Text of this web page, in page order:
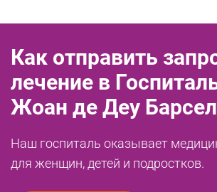
Как отправить
лечение в
Жоан де Деу
Наш госпиталь оказывает
для женщин, детей и подростков.